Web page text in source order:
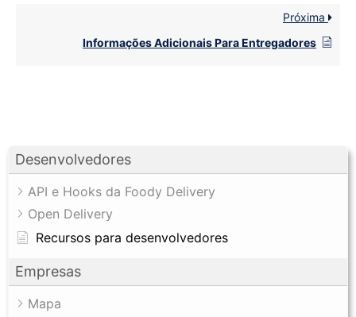
Desenvolvedores
API e Hooks da Foody Delivery
Open Delivery
Recursos para desenvolvedores
Empresas
Mapa
Próxima
Informações Adicionais Para Entregadores